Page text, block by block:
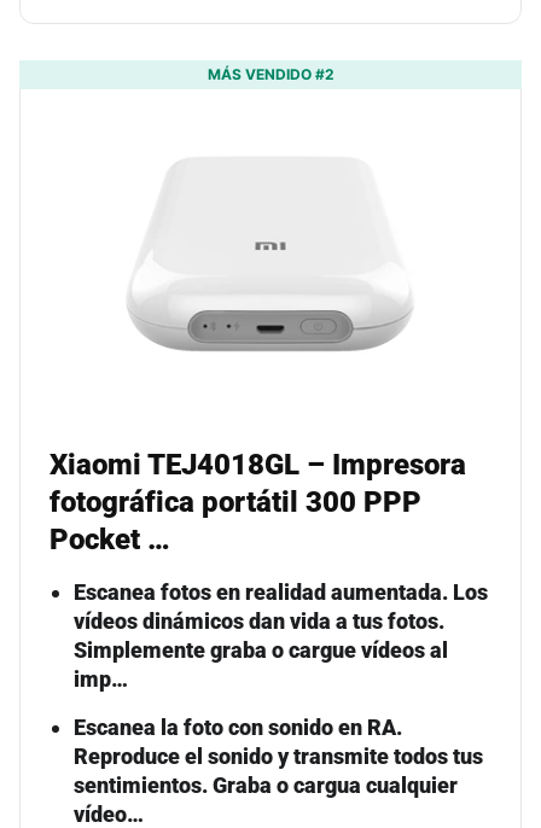
MÁS VENDIDO #2
Xiaomi TEJ4018GL – Impresora
fotográfica portátil 300 PPP
Pocket …
Escanea fotos en realidad aumentada. Los
vídeos dinámicos dan vida a tus fotos.
Simplemente graba o cargue vídeos al
imp…
Escanea la foto con sonido en RA.
Reproduce el sonido y transmite todos tus
sentimientos. Graba o cargua cualquier
vídeo…